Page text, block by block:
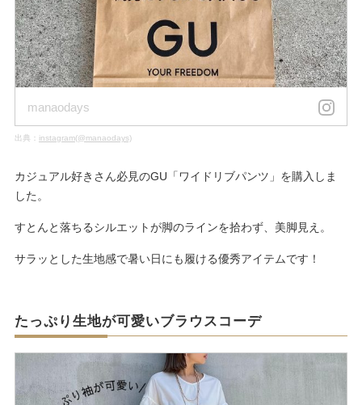
manaodays
出典： instagram(@manaodays)
カジュアル好きさん必見のGU「ワイドリブパンツ」を購入しま
した。
すとんと落ちるシルエットが脚のラインを拾わず、美脚見え。
サラッとした生地感で暑い日にも履ける優秀アイテムです！
たっぷり生地が可愛いブラウスコーデ